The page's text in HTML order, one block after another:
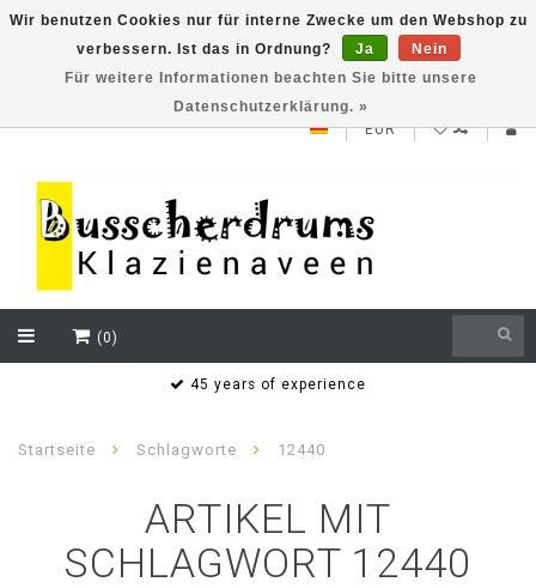
NEW ROLAND V71 series testklaar
EUR
(0)
45 years of experience
Startseite Schlagworte 12440
ARTIKEL MIT
SCHLAGWORT 12440
Wir benutzen Cookies nur für interne Zwecke um den Webshop zu
verbessern. Ist das in Ordnung?
Ja
Nein
Für weitere Informationen beachten Sie bitte unsere
Datenschutzerklärung. »